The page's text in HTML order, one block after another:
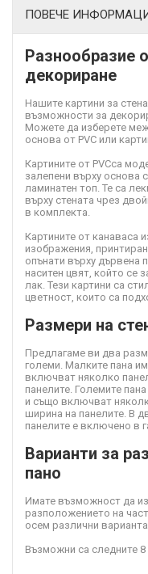
ПОВЕЧЕ
Разнообразие
декориране
Нашите картини за
възможности за
Можете да изберете
основа от PVC или
Картините от PVCса
залепени върху основа
ламинатен топ. Те са
върху стената чрез
в комплекта.
Картините от канаваса
изображения,
опънати върху дървена
наситен цвят, който се
лак. Тези картини са
цветност, които са
Размери на
Предлагаме ви два
големи. Малките пана
включват няколко
панелите. Големите
и също включват
ширина на панелите. В
панелите е включено в
Варианти за
пано
Имате възможност да
разположението на
осем различни варианта
Възможни са следните 8